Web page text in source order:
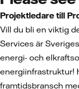
Projektledare till
Vill du bli en viktig
Services är
energi- och
energiinfrastruktur!
framtidsbransch